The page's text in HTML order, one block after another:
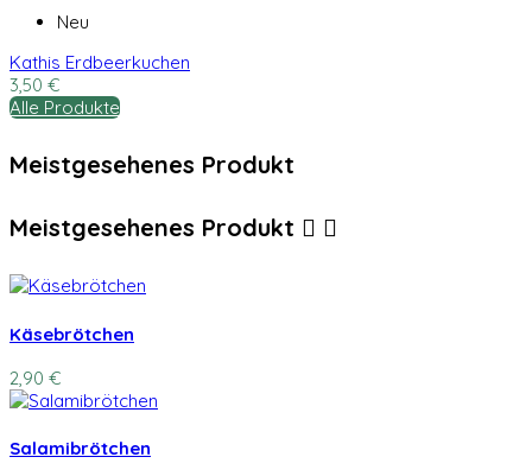
Neu
Kathis Erdbeerkuchen
3,50 €
Alle Produkte
Meistgesehenes Produkt
Meistgesehenes Produkt  
Käsebrötchen
2,90 €
Salamibrötchen